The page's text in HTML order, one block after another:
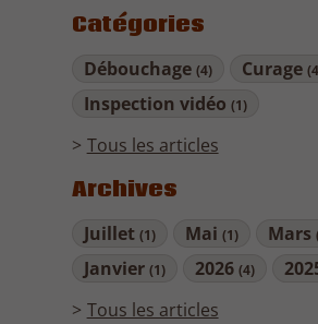
Catégories
Débouchage (4) Curage
Inspection vidéo (1)
Tous les articles
Archives
Juillet (1) Mai(1) Mars
Janvier (1) 2026(4)
Tous les articles